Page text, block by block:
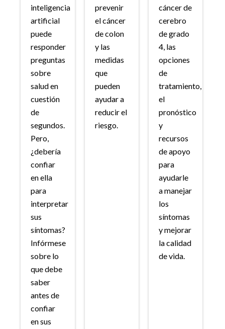
inteligencia
artificial
puede
responder
preguntas
sobre
salud en
cuestión
de
segundos.
Pero,
¿debería
confiar
en ella
para
interpretar
sus
síntomas?
Infórmese
sobre lo
que debe
saber
antes de
confiar
en sus
prevenir
el cáncer
de colon
y las
medidas
que
pueden
ayudar a
reducir el
riesgo.
cáncer de
cerebro
de grado
4, las
opciones
de
tratamiento,
el
pronóstico
y
recursos
de apoyo
para
ayudarle
a manejar
los
síntomas
y mejorar
la calidad
de vida.